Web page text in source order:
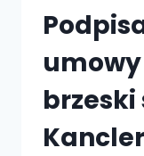
brzeski